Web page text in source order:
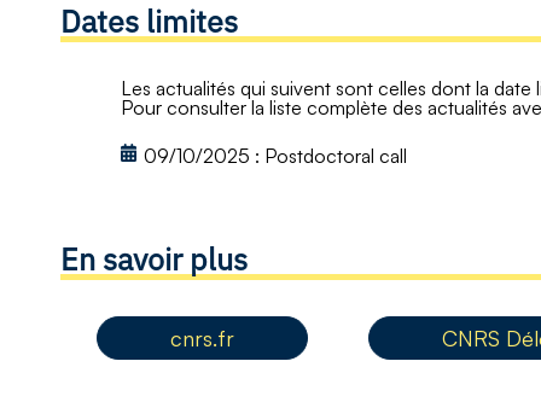
Dates limites
Les actualités qui suivent sont celles dont la date
Pour consulter la liste complète des actualités
09/10/2025 : Postdoctoral call
En savoir plus
cnrs.fr CNRS